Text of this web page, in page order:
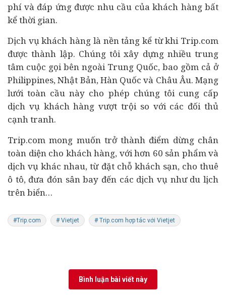
phí và đáp ứng được nhu cầu của khách hàng bất
kể thời gian.
Dịch vụ khách hàng là nền tảng kể từ khi Trip.com
được thành lập. Chúng tôi xây dựng nhiều trung
tâm cuộc gọi bên ngoài Trung Quốc, bao gồm cả ở
Philippines, Nhật Bản, Hàn Quốc và Châu Âu. Mạng
lưới toàn cầu này cho phép chúng tôi cung cấp
dịch vụ khách hàng vượt trội so với các đối thủ
cạnh tranh.
Trip.com mong muốn trở thành điểm dừng chân
toàn diện cho khách hàng, với hơn 60 sản phẩm và
dịch vụ khác nhau, từ đặt chỗ khách sạn, cho thuê
ô tô, đưa đón sân bay đến các dịch vụ như du lịch
trên biển…
#Trip.com # Vietjet # Trip.com hợp tác với Vietjet
Bình luận bài viết này